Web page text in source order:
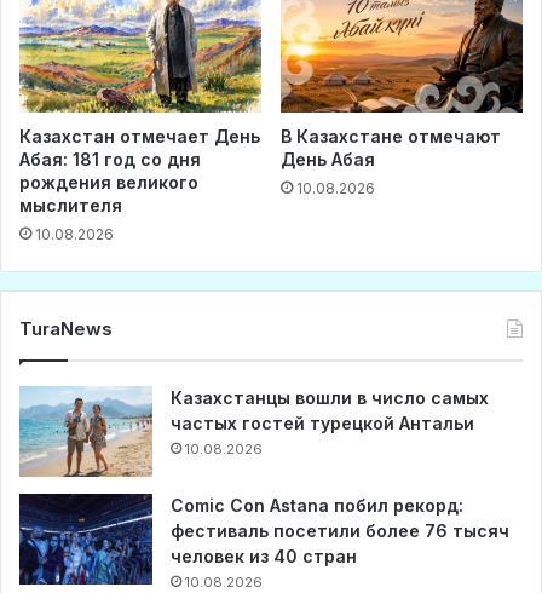
Казахстан отмечает День
Абая: 181 год со дня
рождения великого
мыслителя
10.08.2026
В Казахстане отмечают
День Абая
10.08.2026
TuraNews
Казахстанцы вошли в число самых
частых гостей турецкой Антальи
10.08.2026
Comic Con Astana побил рекорд:
фестиваль посетили более 76 тысяч
человек из 40 стран
10.08.2026